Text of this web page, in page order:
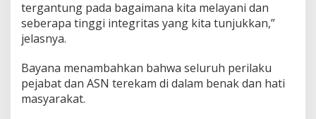
tergantung pada bagaimana kita melayani dan
seberapa tinggi integritas yang kita tunjukkan,”
jelasnya.
Bayana menambahkan bahwa seluruh perilaku
pejabat dan ASN terekam di dalam benak dan hati
masyarakat.